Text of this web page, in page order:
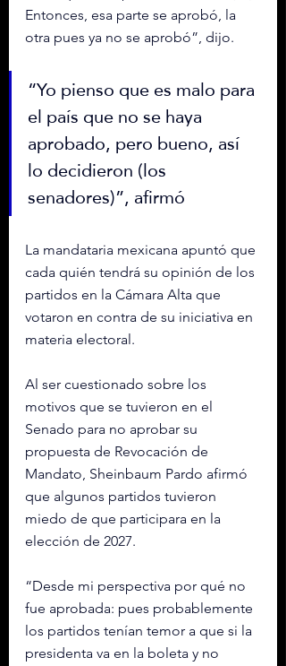
Entonces, esa parte se aprobó, la
otra pues ya no se aprobó”, dijo.
“Yo pienso que es malo para
el país que no se haya
aprobado, pero bueno, así
lo decidieron (los
senadores)”, afirmó
La mandataria mexicana apuntó que
cada quién tendrá su opinión de los
partidos en la Cámara Alta que
votaron en contra de su iniciativa en
materia electoral.
Al ser cuestionado sobre los
motivos que se tuvieron en el
Senado para no aprobar su
propuesta de Revocación de
Mandato, Sheinbaum Pardo afirmó
que algunos partidos tuvieron
miedo de que participara en la
elección de 2027.
“Desde mi perspectiva por qué no
fue aprobada: pues probablemente
los partidos tenían temor a que si la
presidenta va en la boleta y no